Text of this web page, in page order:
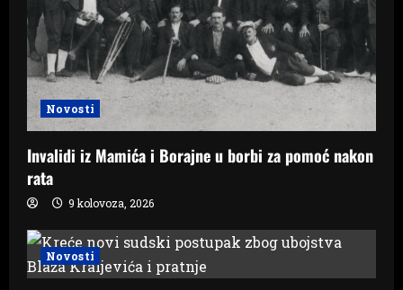
Novosti
Invalidi iz Mamića i Borajne u borbi za pomoć nakon
rata
9 kolovoza, 2026
Novosti